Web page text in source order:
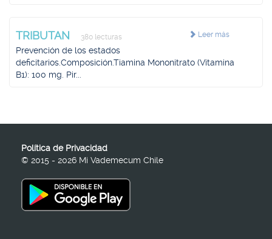
Leer más
TRIBUTAN 380 lecturas
Prevención de los estados
deficitarios.Composición.Tiamina Mononitrato (Vitamina
B1): 100 mg. Pir...
Política de Privacidad
© 2015 - 2026 Mi Vademecum Chile